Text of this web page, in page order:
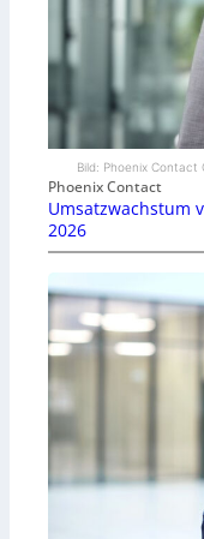
Bild: Phoenix Contact
Phoenix Contact
Umsatzwachstum
2026